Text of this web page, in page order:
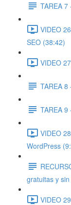
TAREA 7
VIDEO
SEO (38:42)
VIDEO
TAREA 8
TAREA 9
VIDEO
WordPress
gratuitas y
VIDEO